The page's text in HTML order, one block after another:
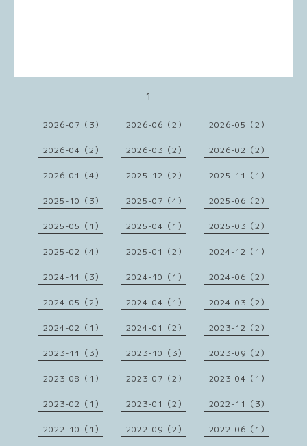
1
2026-07（3） 2026-06（2） 2026-05（2）
2026-04（2） 2026-03（2） 2026-02（2）
2026-01（4） 2025-12（2） 2025-11（1）
2025-10（3） 2025-07（4） 2025-06（2）
2025-05（1） 2025-04（1） 2025-03（2）
2025-02（4） 2025-01（2） 2024-12（1）
2024-11（3） 2024-10（1） 2024-06（2）
2024-05（2） 2024-04（1） 2024-03（2）
2024-02（1） 2024-01（2） 2023-12（2）
2023-11（3） 2023-10（3） 2023-09（2）
2023-08（1） 2023-07（2） 2023-04（1）
2023-02（1） 2023-01（2） 2022-11（3）
2022-10（1） 2022-09（2） 2022-06（1）